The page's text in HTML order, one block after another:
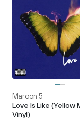
Maroon 5
Love Is Like (Yellow
Vinyl)